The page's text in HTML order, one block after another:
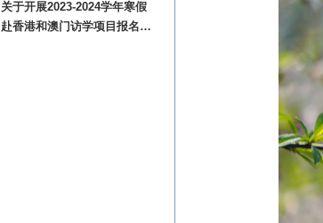
关于开展2023-2024学年寒假
赴香港和澳门访学项目报名工